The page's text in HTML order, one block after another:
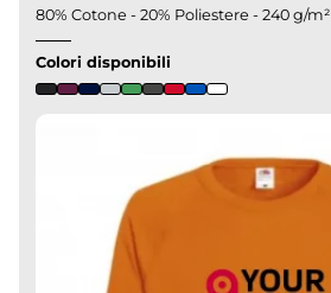
80% Cotone - 20% Poliestere - 240 g/m²
Colori disponibili